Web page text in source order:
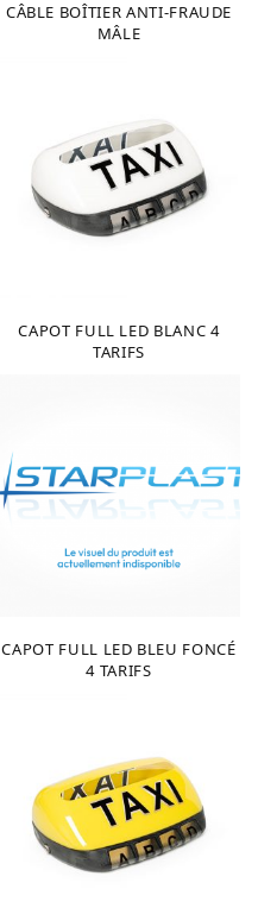
CÂBLE BOÎTIER ANTI-FRAUDE
MÂLE
CAPOT FULL LED BLANC 4
TARIFS
CAPOT FULL LED BLEU FONCÉ
4 TARIFS